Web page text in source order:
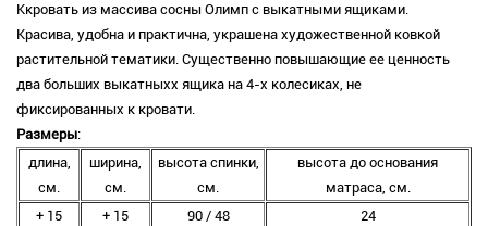
Ккровать из массива сосны Олимп с выкатными ящиками.
Красива, удобна и практична, украшена художественной ковкой
растительной тематики. Существенно повышающие ее ценность
два больших выкатныхх ящика на 4-х колесиках, не
фиксированных к кровати.
Размеры:
длина,
см.
ширина,
см.
высота спинки,
см.
высота до основания
матраса, см.
+ 15
+ 15 90 / 48 24